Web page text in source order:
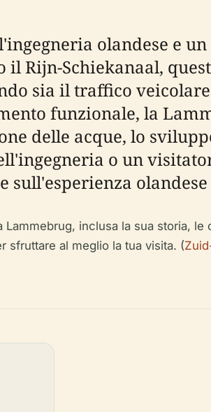
olandese e
Rijn-Schiekanaal,
sia il traffico
funzionale, la
delle acque, lo
o un
inclusa la sua storia,
sfruttare al meglio la tua visita. (